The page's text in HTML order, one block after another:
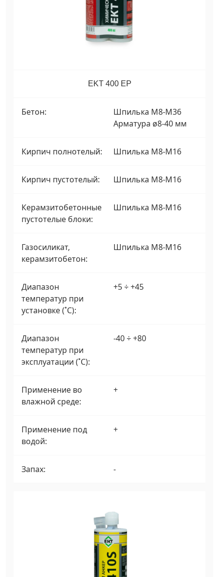
EKT 400 EP
Бетон:
Шпилька М8-М36
Арматура ø8-40 мм
Кирпич полнотелый: Шпилька М8-М16
Кирпич пустотелый: Шпилька М8-М16
Керамзитобетонные
пустотелые блоки:
Шпилька М8-М16
Газосиликат,
керамзитобетон:
Шпилька М8-М16
Диапазон
температур при
установке (˚С):
+5 ÷ +45
Диапазон
температур при
эксплуатации (˚С):
-40 ÷ +80
Применение во
влажной среде:
+
Применение под
водой:
+
Запах: -